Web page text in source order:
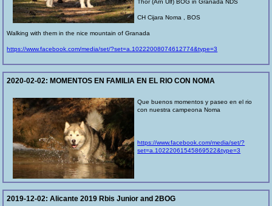
Thor (Arn Ulf) BOG in Granada NDS
CH Cijara Noma , BOS
Walking with them in the nice mountain of Granada
https://www.facebook.com/media/set/?set=a.10222008074612774&type=3
2020-02-02:MOMENTOS EN FAMILIA EN EL RIO CON NOMA
Que buenos momentos y paseo en el rio
con nuestra campeona Noma
https://www.facebook.com/media/set/?
set=a.10222061545869522&type=3
2019-12-02:Alicante 2019 Rbis Junior and 2BOG